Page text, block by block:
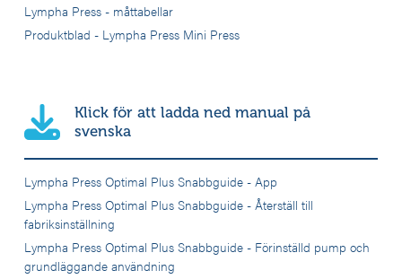
Lympha Press - måttabellar
Produktblad - Lympha Press Mini Press
Klick för att ladda ned manual på
svenska
Lympha Press Optimal Plus Snabbguide - App
Lympha Press Optimal Plus Snabbguide - Återställ till
fabriksinställning
Lympha Press Optimal Plus Snabbguide - Förinställd pump och
grundläggande användning